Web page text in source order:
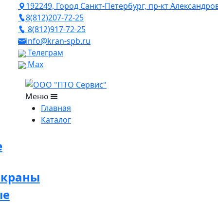
192249, Город Санкт-Петербург, пр-кт
8(812)207-72-25
8(812)917-72-25
info@kran-spb.ru
Телеграм
Max
Меню
Главная
Каталог